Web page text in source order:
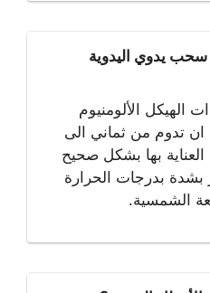
يدوي اليدوية
الهيكل الألومنيوم
تدوم من ثماني الى
بها بشكل صحيح
بشدة بدرجات الحرارة
الشمسية.